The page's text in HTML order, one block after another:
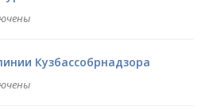
Кузбассобрнадзора